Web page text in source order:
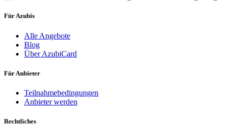
Für Azubis
Alle Angebote
Blog
Über AzubiCard
Für Anbieter
Teilnahmebedingungen
Anbieter werden
Rechtliches